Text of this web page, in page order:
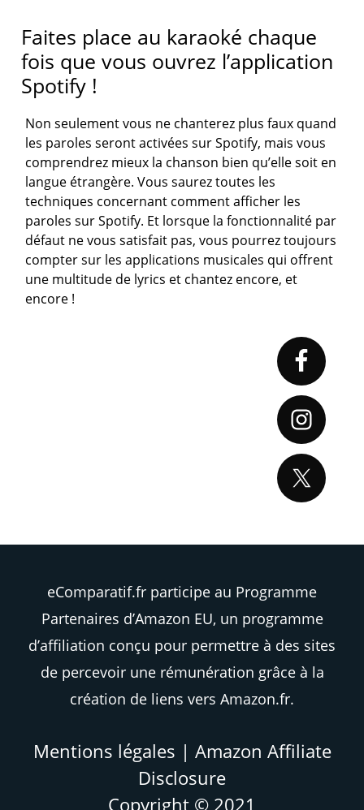
Faites place au karaoké chaque
fois que vous ouvrez l’application
Spotify !
Non seulement vous ne chanterez plus faux quand
les paroles seront activées sur Spotify, mais vous
comprendrez mieux la chanson bien qu’elle soit en
langue étrangère. Vous saurez toutes les
techniques concernant comment afficher les
paroles sur Spotify. Et lorsque la fonctionnalité par
défaut ne vous satisfait pas, vous pourrez toujours
compter sur les applications musicales qui offrent
une multitude de lyrics et chantez encore, et
encore !
Primary
Sidebar
eComparatif.fr participe au Programme
Partenaires d’Amazon EU, un programme
d’affiliation conçu pour permettre à des sites
de percevoir une rémunération grâce à la
création de liens vers Amazon.fr.
Mentions légales | Amazon Affiliate
Disclosure
Copyright © 2021